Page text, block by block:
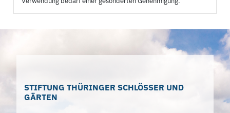
STIFTUNG THÜRINGER SCHLÖSSER UND
GÄRTEN